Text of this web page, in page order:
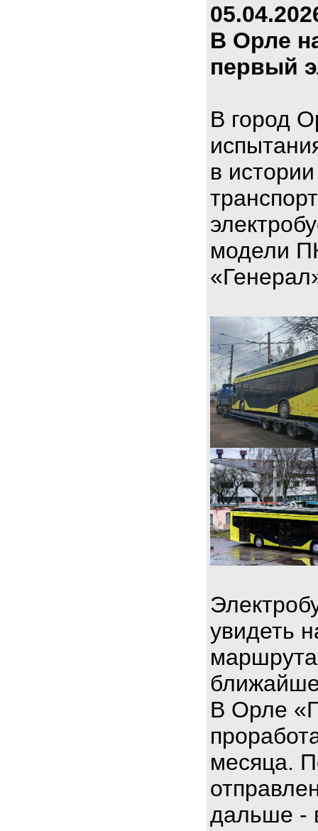
В Орле
первый
В город
в
модели
увидеть
В Орле
месяца.
дальше -